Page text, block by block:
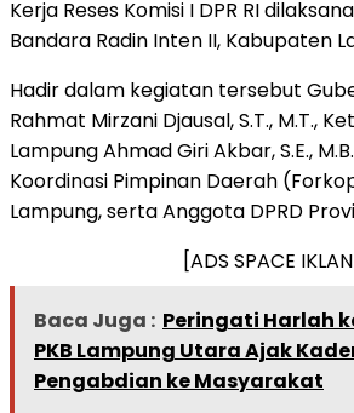
Kerja Reses Komisi I DPR RI
Bandara Radin Inten II, Kabupaten
Hadir dalam kegiatan tersebut
Rahmat Mirzani Djausal, S.T., M.T.,
Lampung Ahmad Giri Akbar, S.E.,
Koordinasi Pimpinan Daerah
Lampung, serta Anggota DPRD
[ADS SPACE
Baca Juga : Peringati Harlah
PKB Lampung Utara Ajak
Pengabdian ke Masyarakat